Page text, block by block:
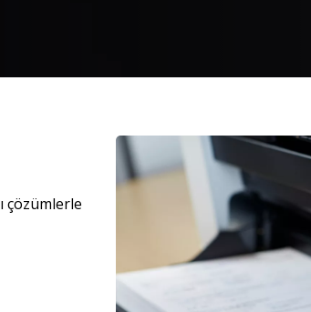
çözümlerle
Resim